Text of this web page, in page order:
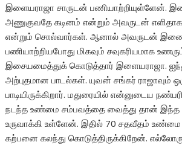
இளையராஜா சாருடன் பணியாற்றியுள்ளேன்.
அணுகுவதே கடினம் என்றும் அவருடன் எளிதாக
என்றும் சொல்வார்கள். ஆனால் அவருடன்
பணியாற்றியபோது மிகவும் சவுகரியமாக
இசையமைத்துக் கொடுத்தார் இளையராஜா.
அற்புதமான பாடல்கள். யுவன் சங்கர் ராஜாவும்
பாடியிருக்கிறார். மதுரையில் என்னுடைய
நடந்த உண்மை சம்பவத்தை வைத்து தான்
உருவாக்கி உள்ளேன். இதில் 70 சதவீதம்
கற்பனை கலந்து கொடுத்திருக்கிறேன்.